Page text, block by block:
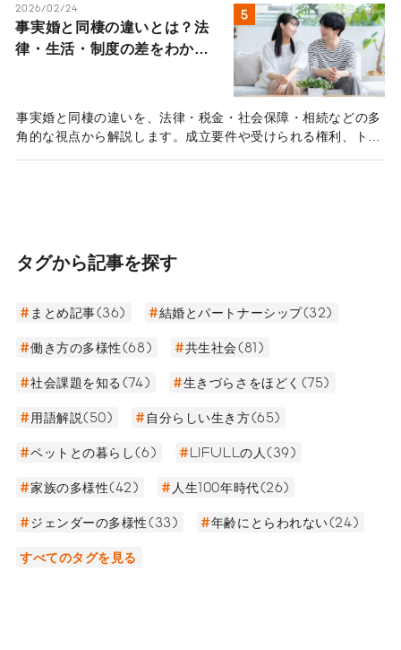
2026/02/24
事実婚と同棲の違いとは？法
律・生活・制度の差をわかり
事実婚と同棲の違いを、法律・税金・社会保障・相続などの多
角的な視点から解説します。成立要件や受けられる権利、トラ
タグから記事を探す
まとめ記事(36) 結婚とパートナーシップ(32)
働き方の多様性(68) 共生社会(81)
社会課題を知る(74) 生きづらさをほどく(75)
用語解説(50) 自分らしい生き方(65)
ペットとの暮らし(6) LIFULLの人(39)
家族の多様性(42) 人生100年時代(26)
ジェンダーの多様性(33) 年齢にとらわれない(24)
すべてのタグを見る